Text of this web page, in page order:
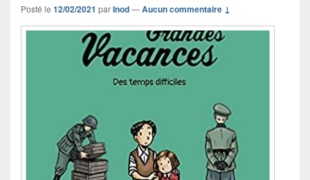
Posté le 12/02/2021 parInod—Aucun commentaire ↓